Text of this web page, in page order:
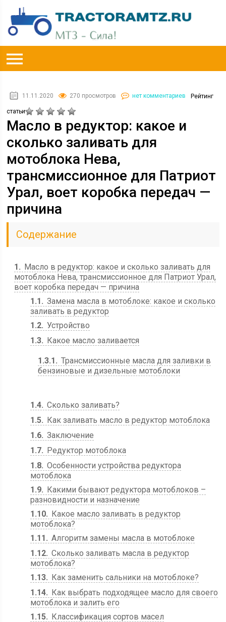
11.11.2020 270 просмотров нет комментариев Рейтинг
статьи
Масло в редуктор: какое и
сколько заливать для
мотоблока Нева,
трансмиссионное для Патриот
Урал, воет коробка передач —
причина
Содержание
1
Масло в редуктор: какое и сколько заливать для
мотоблока Нева, трансмиссионное для Патриот Урал,
воет коробка передач — причина
1.1
Замена масла в мотоблоке: какое и сколько
заливать в редуктор
1.2 Устройство
1.3
Какое масло заливается
1.3.1
Трансмиссионные масла для заливки в
бензиновые и дизельные мотоблоки
1.4 Сколько заливать?
1.5
Как заливать масло в редуктор мотоблока
1.6 Заключение
1.7
Редуктор мотоблока
1.8 Особенности устройства редуктора
мотоблока
1.9
Какими бывают редуктора мотоблоков –
разновидности и назначение
1.10
Какое масло заливать в редуктор
мотоблока?
1.11
Алгоритм замены масла в мотоблоке
1.12 Сколько заливать масла в редуктор
мотоблока?
1.13
Как заменить сальники на мотоблоке?
1.14
Как выбрать подходящее масло для своего
мотоблока и залить его
1.15
Классификация сортов масел